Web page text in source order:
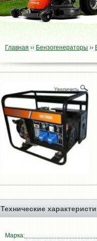
Главная ›› Бензогенераторы ››
Технические
Марка: